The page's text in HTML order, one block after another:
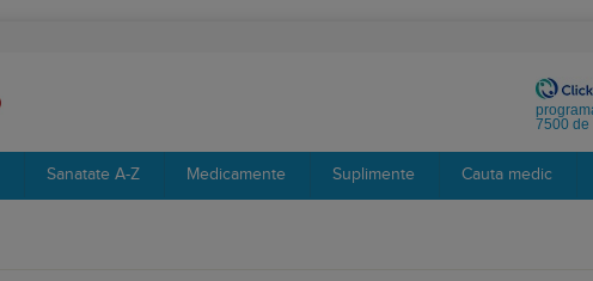
7500 de
Sanatate A-Z Medicamente Suplimente Cauta medic